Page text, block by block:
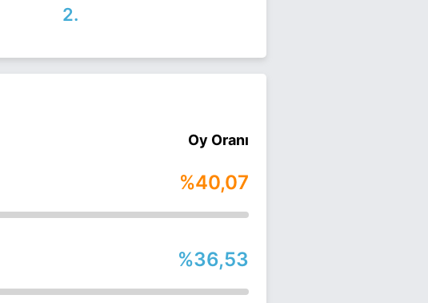
ADAYI YILMAZ, EVLI VE IKI ÇOCUK
2.
Oy Oranı
%40,07
%36,53